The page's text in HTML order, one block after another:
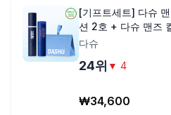
[기프트세트] 다슈
션 2호 + 다슈 맨즈
다슈
24위 ▼ 4
₩34,600